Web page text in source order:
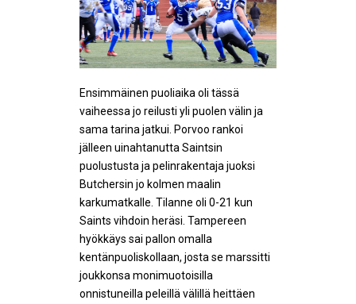
Ensimmäinen puoliaika oli tässä
vaiheessa jo reilusti yli puolen välin ja
sama tarina jatkui. Porvoo rankoi
jälleen uinahtanutta Saintsin
puolustusta ja pelinrakentaja juoksi
Butchersin jo kolmen maalin
karkumatkalle. Tilanne oli 0-21 kun
Saints vihdoin heräsi. Tampereen
hyökkäys sai pallon omalla
kentänpuoliskollaan, josta se marssitti
joukkonsa monimuotoisilla
onnistuneilla peleillä välillä heittäen